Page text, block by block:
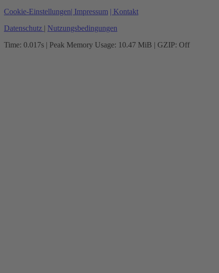
Cookie-Einstellungen| Impressum | Kontakt
Datenschutz | Nutzungsbedingungen
Time: 0.017s | Peak Memory Usage: 10.47 MiB | GZIP: Off